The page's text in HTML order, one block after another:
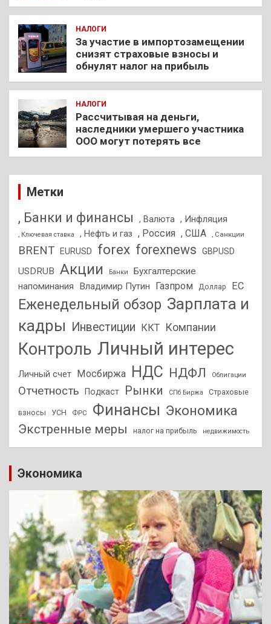
НАЛОГИ
За участие в импортозамещении
снизят страховые взносы и
обнулят налог на прибыль
НАЛОГИ
Рассчитывая на деньги,
наследники умершего участника
ООО могут потерять все
Метки
, Банки и финансы , Валюта , Инфляция
, Ключевая ставка , Нефть и газ , Россия , США , Санкции
BRENT EURUSD forex forexnews GBPUSD
USDRUB Акции Банки
Бухгалтерские
напоминания
Владимир Путин Газпром Доллар ЕС
Еженедельный обзор Зарплата и
кадры
Инвестиции ККТ Компании
Контроль Личный интерес
Личный счет Мосбиржа НДС НДФЛ Облигации
Отчетность Подкаст Рынки СПб Биржа Страховые
взносы УСН ФРС Финансы Экономика
Экстренные меры налог на прибыль недвижимость
Экономика